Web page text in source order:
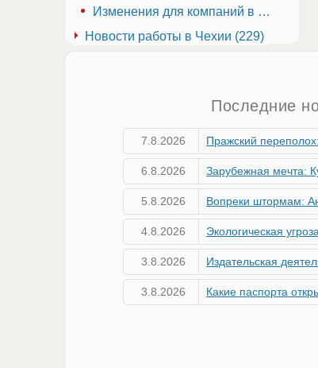
Изменения для компаний в Чехии в 2023
Новости работы в Чехии (229)
Последние
7.8.2026 Пражский переполох: Женщина нашла
6.8.2026 Зарубежная мечта: Куда чехи
5.8.2026 Вопреки штормам: Аналитики о
4.8.2026 Экологическая угроза: смертельный вредитель
3.8.2026 Издательская деятельность, полиграфия,
3.8.2026 Какие паспорта открывают мир?